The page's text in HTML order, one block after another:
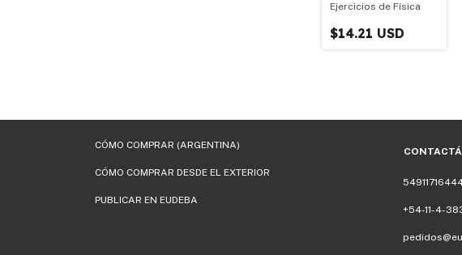
Ejercicios de Física
$14.21 USD
CÓMO COMPRAR (ARGENTINA)
CÓMO COMPRAR DESDE EL EXTERIOR
PUBLICAR EN EUDEBA
+54-11-4-